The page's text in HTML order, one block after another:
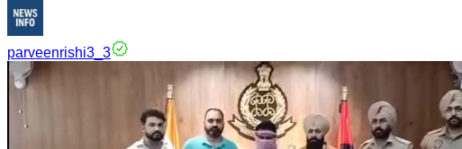
parveenrishi3_3